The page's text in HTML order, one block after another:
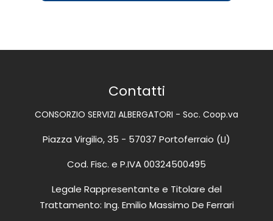
Contatti
CONSORZIO SERVIZI ALBERGATORI - Soc. Coop.va
Piazza Virgilio, 35 - 57037 Portoferraio (LI)
Cod. Fisc. e P.IVA 00324500495
Legale Rappresentante e Titolare del
Trattamento: Ing. Emilio Massimo De Ferrari